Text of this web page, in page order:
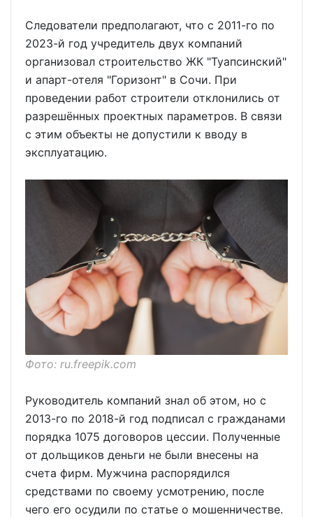
Следователи предполагают, что с 2011-го по
2023-й год учредитель двух компаний
организовал строительство ЖК "Туапсинский"
и апарт-отеля "Горизонт" в Сочи. При
проведении работ строители отклонились от
разрешённых проектных параметров. В связи
с этим объекты не допустили к вводу в
эксплуатацию.
Фото: ru.freepik.com
Руководитель компаний знал об этом, но с
2013-го по 2018-й год подписал с гражданами
порядка 1075 договоров цессии. Полученные
от дольщиков деньги не были внесены на
счета фирм. Мужчина распорядился
средствами по своему усмотрению, после
чего его осудили по статье о мошенничестве.